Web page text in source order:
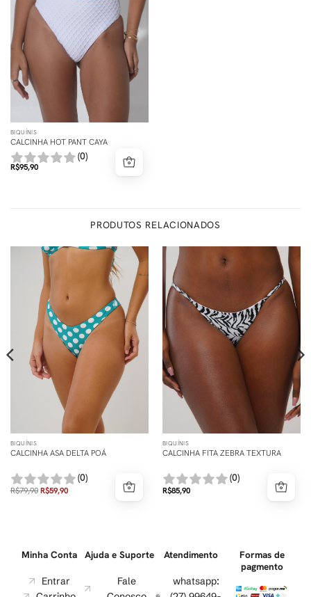
BIQUÍNIS
CALCINHA HOT PANT CAYA
(0)
R$95,90
PRODUTOS RELACIONADOS
BIQUÍNIS
CALCINHA ASA DELTA POÁ
(0)
R$79,90 R$59,90
BIQUÍNIS
CALCINHA FITA ZEBRA TEXTURA
(0)
R$85,90
Minha Conta
Entrar
Ajuda e Suporte
Fale
Atendimento
whatsapp:
Formas de
pagmento